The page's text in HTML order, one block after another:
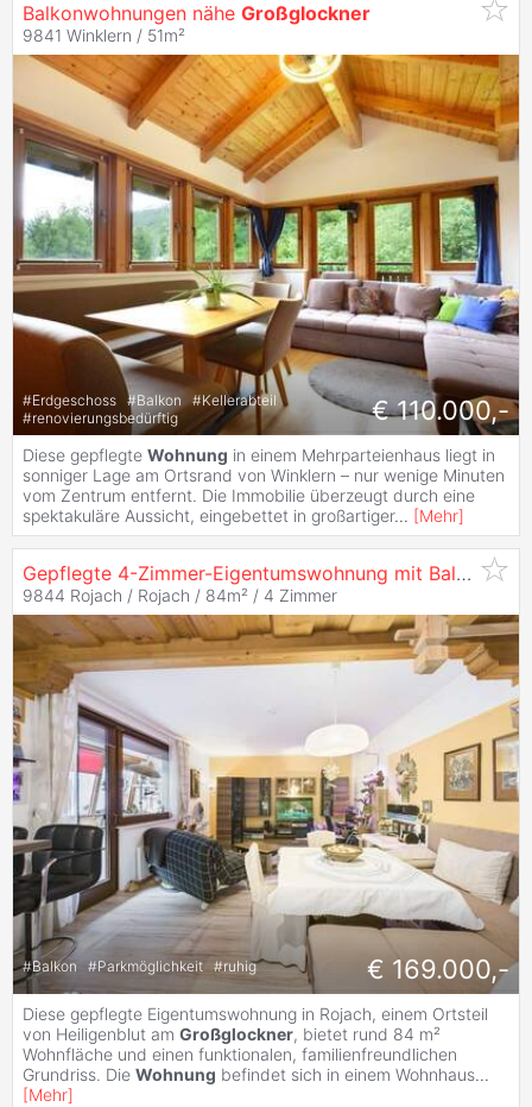
Balkonwohnungen nähe Großglockner
9841 Winklern / 51m²
#Erdgeschoss #Balkon #Kellerabteil
#renovierungsbedürftig € 110.000,-
Diese gepflegte Wohnung in einem Mehrparteienhaus liegt in
sonniger Lage am Ortsrand von Winklern – nur wenige Minuten
vom Zentrum entfernt. Die Immobilie überzeugt durch eine
spektakuläre Aussicht, eingebettet in großartiger... [Mehr]
Gepflegte 4-Zimmer-Eigentumswohnung mit Balkon in Rojach nahe Heiligenblut am
9844 Rojach / Rojach / 84m² / 4 Zimmer
#Balkon #Parkmöglichkeit #ruhig € 169.000,-
Diese gepflegte Eigentumswohnung in Rojach, einem Ortsteil
von Heiligenblut am Großglockner, bietet rund 84 m²
Wohnfläche und einen funktionalen, familienfreundlichen
Grundriss. Die Wohnung befindet sich in einem Wohnhaus...
[Mehr]